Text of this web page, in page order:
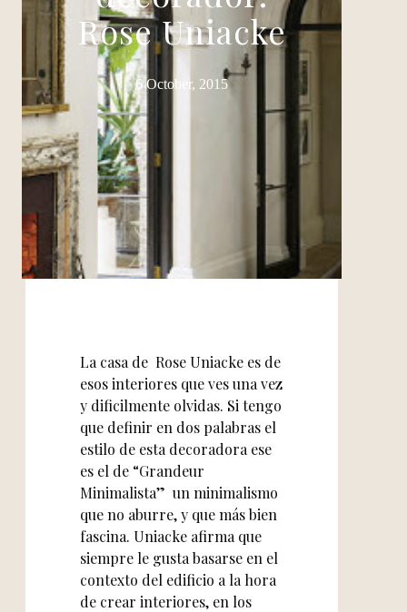
Rose Uniacke
6 October, 2015
La casa de Rose Uniacke es de
esos interiores que ves una vez
y dificilmente olvidas. Si tengo
que definir en dos palabras el
estilo de esta decoradora ese
es el de “Grandeur
Minimalista” un minimalismo
que no aburre, y que más bien
fascina. Uniacke afirma que
siempre le gusta basarse en el
contexto del edificio a la hora
de crear interiores, en los